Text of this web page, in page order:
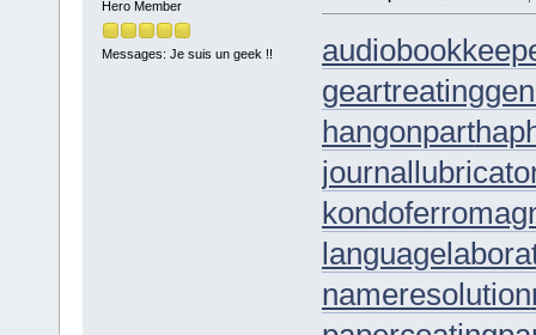
Hero Member
Messages: Je suis un geek !!
geartreating
hangonpart
nameresolution